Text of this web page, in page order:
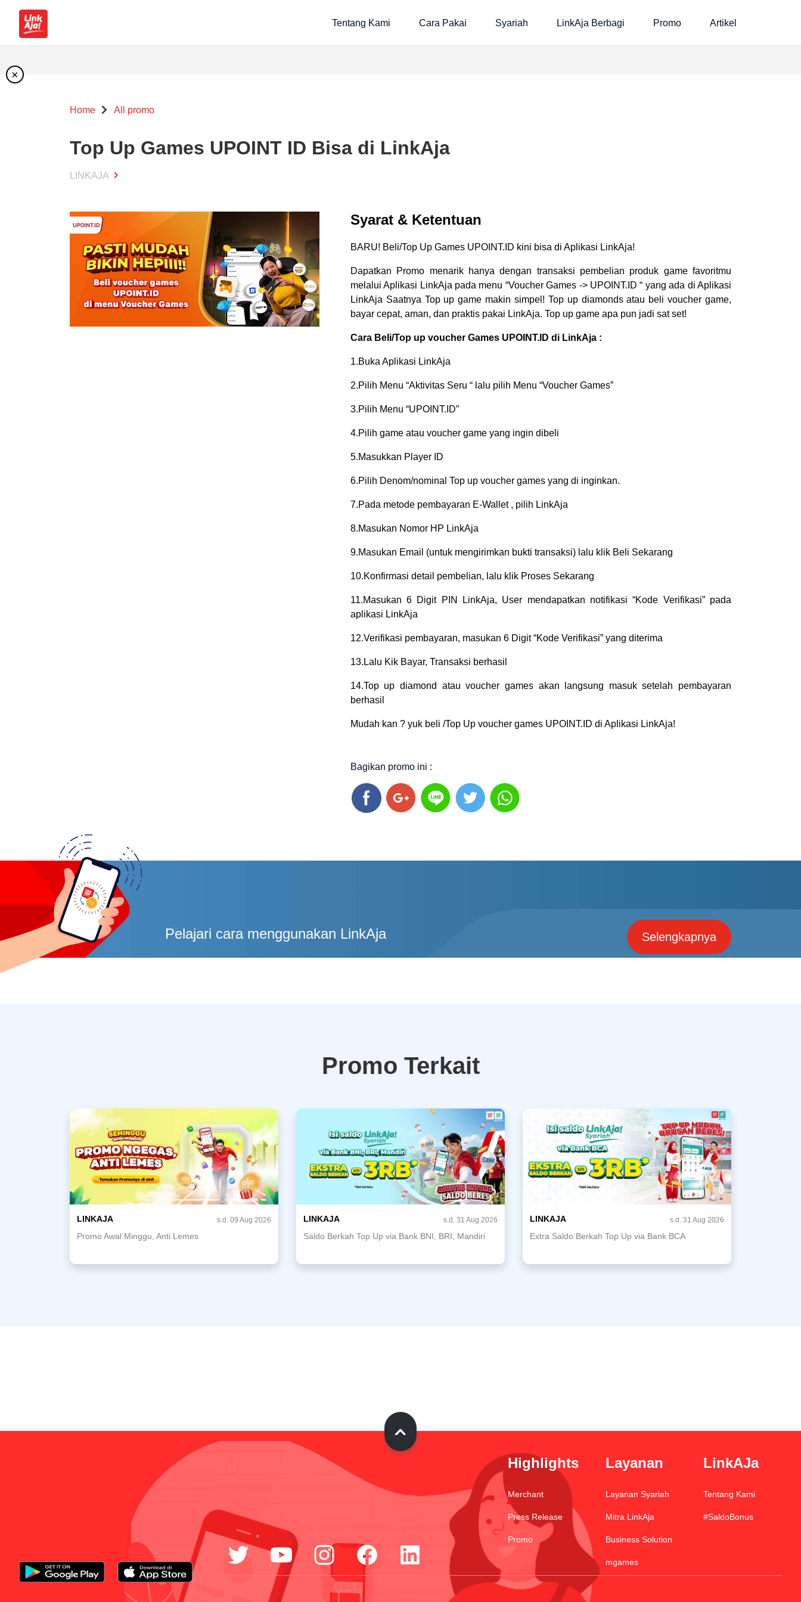
Tentang Kami Cara Pakai Syariah LinkAja Berbagi Promo Artikel
Home All promo
Top Up Games UPOINT ID Bisa di LinkAja
LINKAJA
Syarat & Ketentuan
BARU! Beli/Top Up Games UPOINT.ID kini bisa di Aplikasi LinkAja!
Dapatkan Promo menarik hanya dengan transaksi pembelian produk game favoritmu
melalui Aplikasi LinkAja pada menu “Voucher Games -> UPOINT.ID “ yang ada di Aplikasi
LinkAja Saatnya Top up game makin simpel! Top up diamonds atau beli voucher game,
bayar cepat, aman, dan praktis pakai LinkAja. Top up game apa pun jadi sat set!
Cara Beli/Top up voucher Games UPOINT.ID di LinkAja :
1.Buka Aplikasi LinkAja
2.Pilih Menu “Aktivitas Seru “ lalu pilih Menu “Voucher Games”
3.Pilih Menu “UPOINT.ID”
4.Pilih game atau voucher game yang ingin dibeli
5.Masukkan Player ID
6.Pilih Denom/nominal Top up voucher games yang di inginkan.
7.Pada metode pembayaran E-Wallet , pilih LinkAja
8.Masukan Nomor HP LinkAja
9.Masukan Email (untuk mengirimkan bukti transaksi) lalu klik Beli Sekarang
10.Konfirmasi detail pembelian, lalu klik Proses Sekarang
11.Masukan 6 Digit PIN LinkAja, User mendapatkan notifikasi “Kode Verifikasi” pada
aplikasi LinkAja
12.Verifikasi pembayaran, masukan 6 Digit “Kode Verifikasi” yang diterima
13.Lalu Kik Bayar, Transaksi berhasil
14.Top up diamond atau voucher games akan langsung masuk setelah pembayaran
berhasil
Mudah kan ? yuk beli /Top Up voucher games UPOINT.ID di Aplikasi LinkAja!
Bagikan promo ini :
Pelajari cara menggunakan LinkAja Selengkapnya
Promo Terkait
LINKAJA s.d. 09 Aug 2026
Promo Awal Minggu, Anti Lemes
LINKAJA s.d. 31 Aug 2026
Saldo Berkah Top Up via Bank BNI, BRI, Mandiri
LINKAJA s.d. 31 Aug 2026
Extra Saldo Berkah Top Up via Bank BCA
Highlights
Merchant
Press Release
Promo
Layanan
Layanan Syariah
Mitra LinkAja
Business Solution
mgames
LinkAJa
Tentang Kami
#SaldoBonus
×